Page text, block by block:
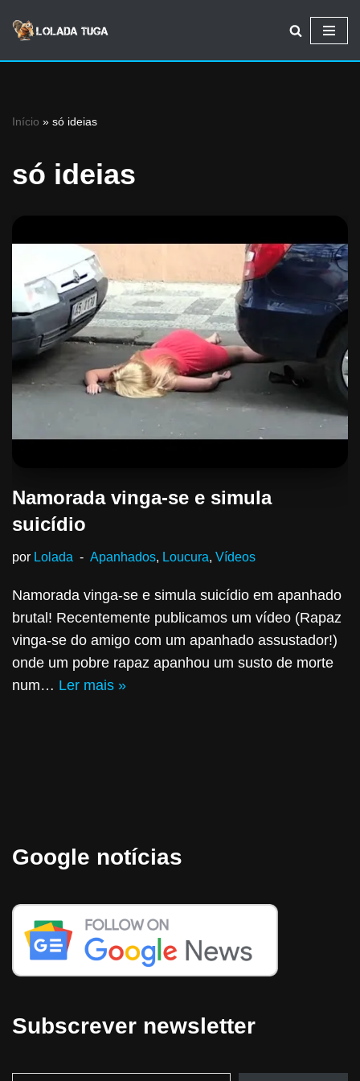
Avançar
Início » só ideias
só ideias
Namorada vinga-se e simula
suicídio
por Lolada Apanhados Loucura Vídeos
Namorada vinga-se e simula suicídio em apanhado
brutal! Recentemente publicamos um vídeo (Rapaz
vinga-se do amigo com um apanhado assustador!)
onde um pobre rapaz apanhou um susto de morte
num… Ler mais »
Google notícias
Subscrever newsletter